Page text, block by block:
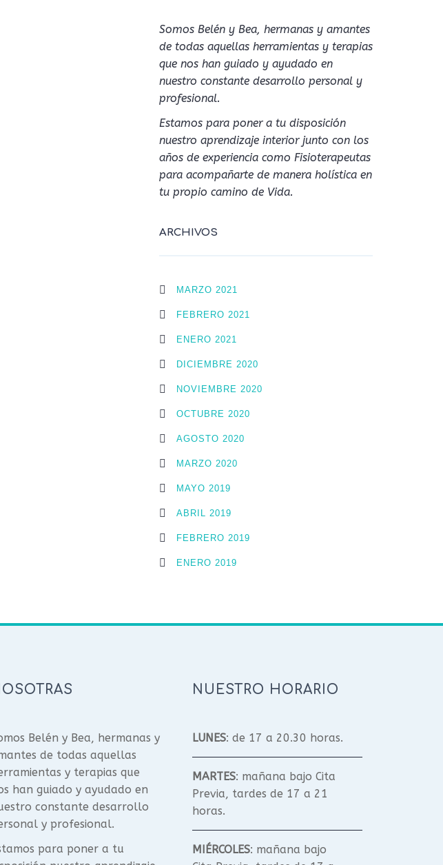
Somos Belén y Bea, hermanas y amantes
de todas aquellas herramientas y terapias
que nos han guiado y ayudado en
nuestro constante desarrollo personal y
profesional.
Estamos para poner a tu disposición
nuestro aprendizaje interior junto con los
años de experiencia como Fisioterapeutas
para acompañarte de manera holística en
tu propio camino de Vida.
ARCHIVOS
MARZO 2021
FEBRERO 2021
ENERO 2021
DICIEMBRE 2020
NOVIEMBRE 2020
OCTUBRE 2020
AGOSTO 2020
MARZO 2020
MAYO 2019
ABRIL 2019
FEBRERO 2019
ENERO 2019
Belén y Bea, hermanas y
de todas aquellas
y terapias que
han guiado y ayudado en
constante desarrollo
y profesional.
para poner a tu
NUESTRO HORARIO
LUNES: de 17 a 20.30 horas.
MARTES: mañana bajo Cita
Previa, tardes de 17 a 21
horas.
MIÉRCOLES: mañana bajo